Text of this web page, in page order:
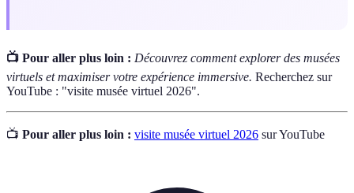
📺 Pour aller plus loin : Découvrez comment explorer des musées
virtuels et maximiser votre expérience immersive. Recherchez sur
YouTube : "visite musée virtuel 2026".
📺 Pour aller plus loin : visite musée virtuel 2026 sur YouTube